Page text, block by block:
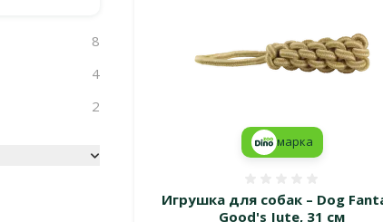
8
4
2
Игрушка для собак – Dog
Good's Jute, 31 см
марка